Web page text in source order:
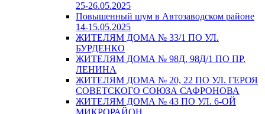
25-26.05.2025
Повышенный шум в Автозаводском районе
14-15.05.2025
ЖИТЕЛЯМ ДОМА № 33/1 ПО УЛ.
БУРДЕНКО
ЖИТЕЛЯМ ДОМА № 98Д, 98Д/1 ПО ПР.
ЛЕНИНА
ЖИТЕЛЯМ ДОМА № 20, 22 ПО УЛ. ГЕРОЯ
СОВЕТСКОГО СОЮЗА САФРОНОВА
ЖИТЕЛЯМ ДОМА № 43 ПО УЛ. 6-ОЙ